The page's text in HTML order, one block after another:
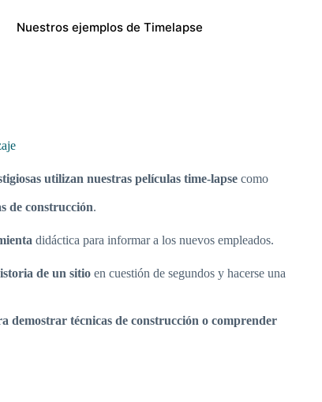
Nuestros ejemplos de Timelapse
utilizan nuestras películas time-lapse como
de construcción.
didáctica para informar a los nuevos empleados.
de un sitio en cuestión de segundos y hacerse una
demostrar técnicas de construcción o comprender